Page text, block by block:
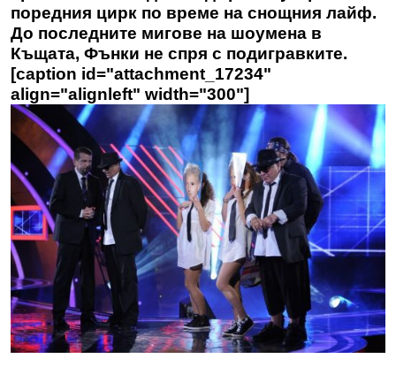
поредния цирк по време на снощния лайф.
До последните мигове на шоумена в
Къщата, Фънки не спря с подигравките.
[caption id="attachment_17234"
align="alignleft" width="300"]